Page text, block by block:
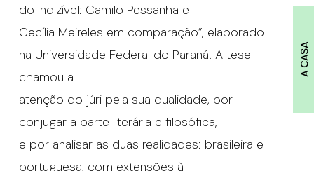
A CASA
do Indizível: Camilo Pessanha e
Cecília Meireles em comparação”, elaborado
na Universidade Federal do Paraná. A tese
chamou a
atenção do júri pela sua qualidade, por
conjugar a parte literária e filosófica,
e por analisar as duas realidades: brasileira e
portuguesa, com extensões à